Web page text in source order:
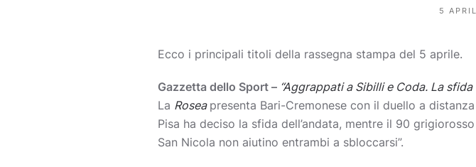
5
Ecco i principali titoli della rassegna stampa del 5 aprile.
Gazzetta dello Sport – “Aggrappati a Sibilli e Coda. La
La Rosea presenta Bari-Cremonese con il duello a
Pisa ha deciso la sfida dell’andata, mentre il 90
San Nicola non aiutino entrambi a sbloccarsi”.